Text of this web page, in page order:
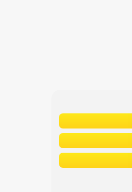
Сетевые отели Сейшел
Сетевые отели Маврикия